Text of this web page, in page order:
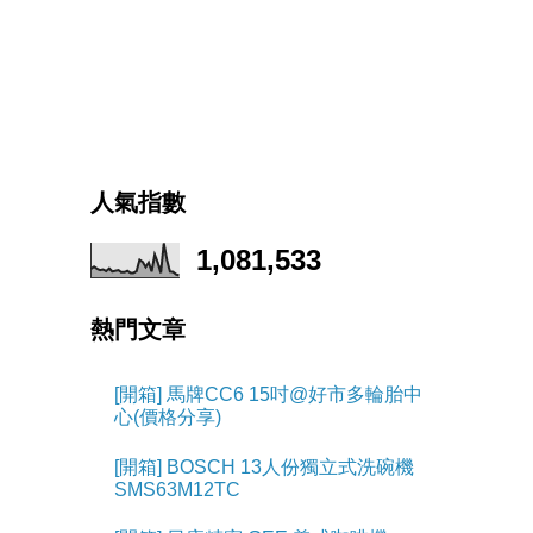
人氣指數
1,081,533
熱門文章
[開箱] 馬牌CC6 15吋@好市多輪胎中
心(價格分享)
[開箱] BOSCH 13人份獨立式洗碗機
SMS63M12TC